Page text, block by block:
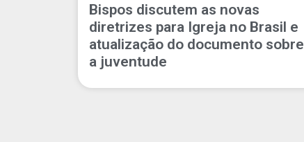
Bispos discutem as novas
diretrizes para Igreja no Brasil e
atualização do documento sobre
a juventude